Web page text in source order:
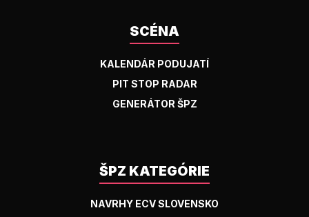
SCÉNA
KALENDÁR PODUJATÍ
PIT STOP RADAR
GENERÁTOR ŠPZ
ŠPZ KATEGÓRIE
NAVRHY ECV SLOVENSKO